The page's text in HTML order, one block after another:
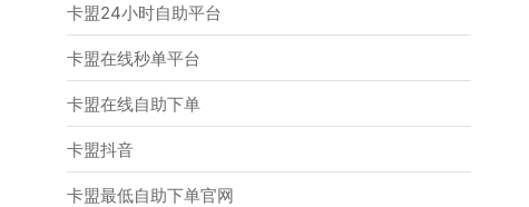
卡盟24小时自助平台
卡盟在线秒单平台
卡盟在线自助下单
卡盟抖音
卡盟最低自助下单官网